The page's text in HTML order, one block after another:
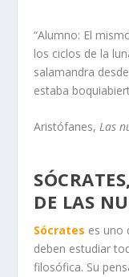
“Alumno: El
los ciclos de la
salamandra
estaba
Aristófanes,Las
DE LAS
Sócrates es uno
deben estudiar
filosófica. Su